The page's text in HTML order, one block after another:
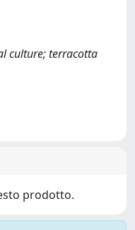
culture; terracotta
prodotto.